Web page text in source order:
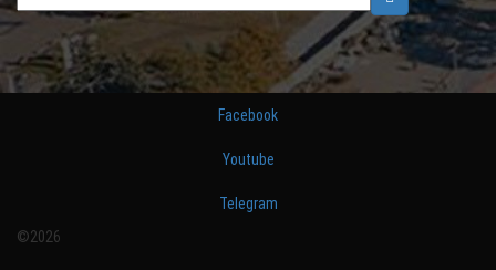
Facebook
Youtube
Telegram
©2026